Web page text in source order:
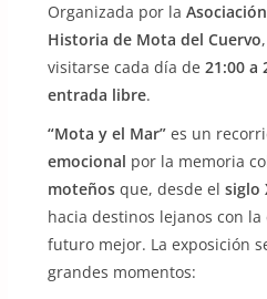
Organizada por la
Historia de Mota del Cuervo
visitarse cada día de 21:00 a
entrada libre.
“Mota y el Mar”es un
emocional por la memoria
moteñosque, desde el siglo
hacia destinos lejanos con
futuro mejor. La exposición
grandes momentos: